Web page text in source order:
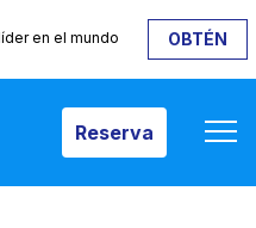
en el mundo
OBTÉN
Reserva
Reserva